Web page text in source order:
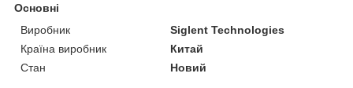
Основні
Виробник
Siglent Technologies
Країна виробник
Китай
Стан
Новий